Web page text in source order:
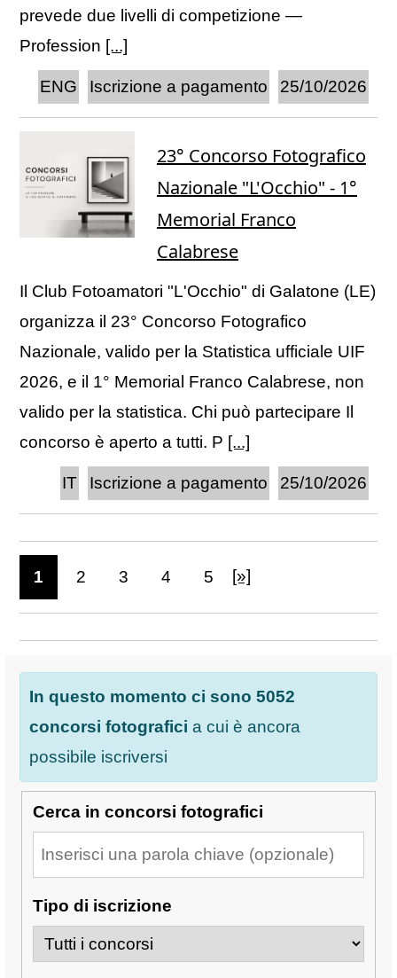
prevede due livelli di competizione —
Profession [...]
25/10/2026
Iscrizione a pagamento
ENG
23° Concorso Fotografico
Nazionale "L'Occhio" - 1°
Memorial Franco
Calabrese
Il Club Fotoamatori "L'Occhio" di Galatone (LE)
organizza il 23° Concorso Fotografico
Nazionale, valido per la Statistica ufficiale UIF
2026, e il 1° Memorial Franco Calabrese, non
valido per la statistica. Chi può partecipare Il
concorso è aperto a tutti. P [...]
25/10/2026
Iscrizione a pagamento
IT
1 2 3 4 5 [»]
In questo momento ci sono 5052
concorsi fotografici a cui è ancora
possibile iscriversi
Cerca in concorsi fotografici
Tipo di iscrizione